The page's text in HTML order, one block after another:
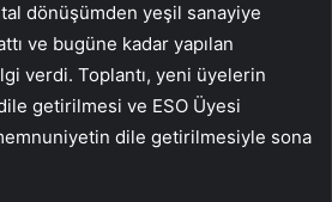
dönüşümden yeşil sanayiye
ve bugüne kadar yapılan
verdi. Toplantı, yeni üyelerin
getirilmesi ve ESO Üyesi
dile getirilmesiyle sona